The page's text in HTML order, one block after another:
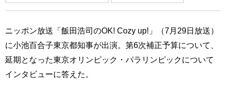
ニッポン放送「飯田浩司のOK! Cozy up!」（7月29日放送）
に小池百合子東京都知事が出演。第6次補正予算について、
延期となった東京オリンピック・パラリンピックについて
インタビューに答えた。